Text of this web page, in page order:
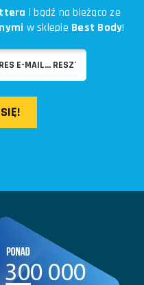
i bądź na bieżąco ze
w sklepie Best Body!